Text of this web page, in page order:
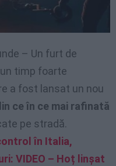
– Un furt de
timp foarte
a fost lansat un nou
ce în ce mai rafinată
pe stradă.
în Italia,
VIDEO – Hoț linșat